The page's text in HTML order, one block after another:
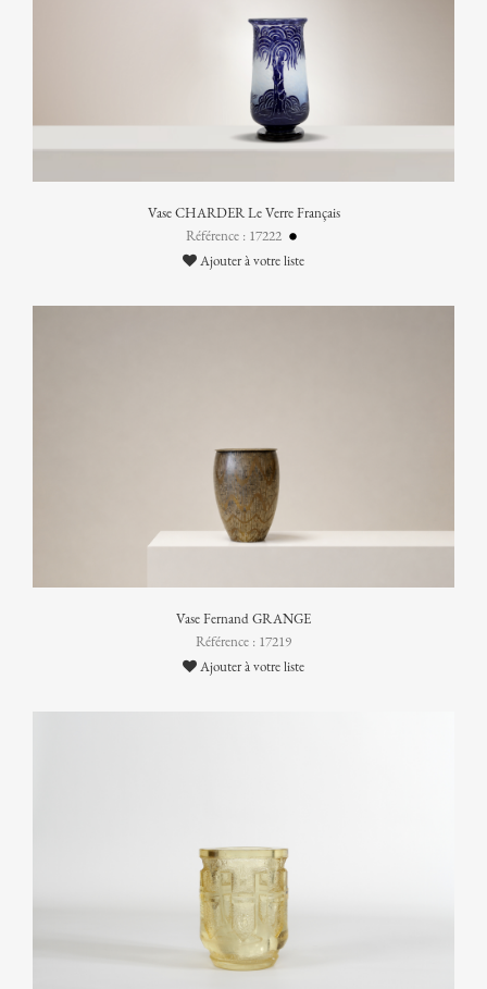
Vase CHARDER Le Verre Français
Référence : 17222
Ajouter à votre liste
Vase Fernand GRANGE
Référence : 17219
Ajouter à votre liste